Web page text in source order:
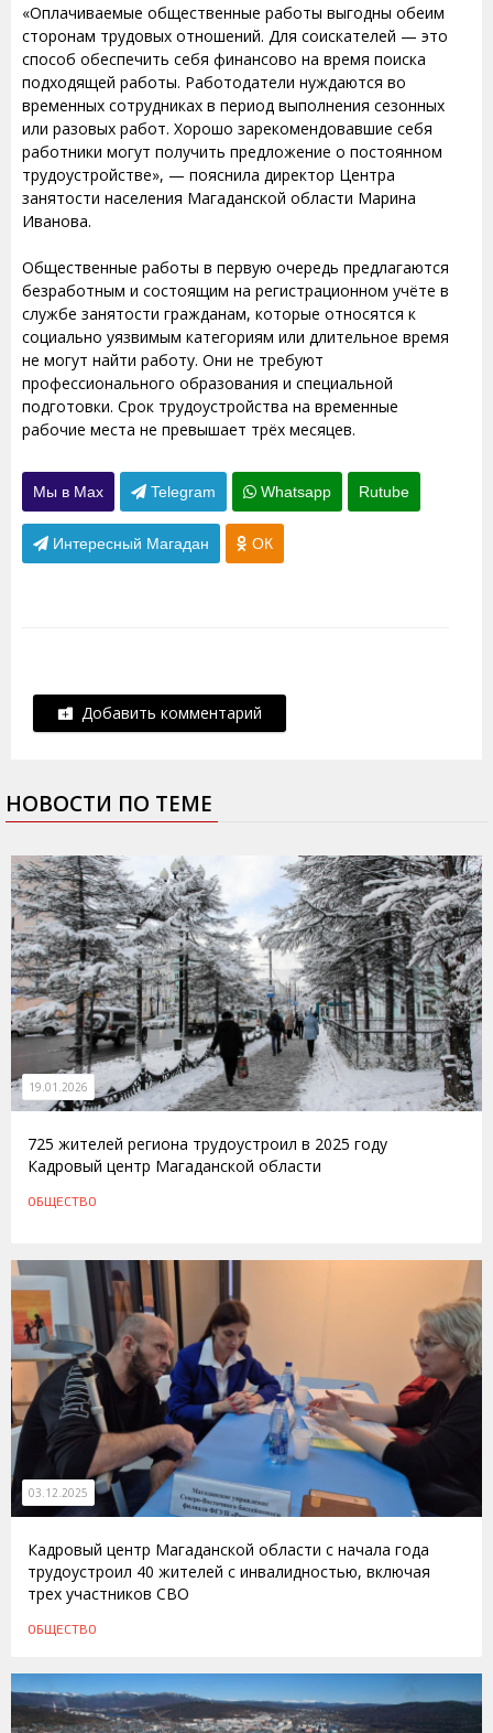
«Оплачиваемые общественные работы выгодны обеим
сторонам трудовых отношений. Для соискателей — это
способ обеспечить себя финансово на время поиска
подходящей работы. Работодатели нуждаются во
временных сотрудниках в период выполнения сезонных
или разовых работ. Хорошо зарекомендовавшие себя
работники могут получить предложение о постоянном
трудоустройстве», — пояснила директор Центра
занятости населения Магаданской области Марина
Иванова.
Общественные работы в первую очередь предлагаются
безработным и состоящим на регистрационном учёте в
службе занятости гражданам, которые относятся к
социально уязвимым категориям или длительное время
не могут найти работу. Они не требуют
профессионального образования и специальной
подготовки. Срок трудоустройства на временные
рабочие места не превышает трёх месяцев.
Мы в Max Telegram Whatsapp Rutube
Интересный Магадан ОК
Добавить комментарий
НОВОСТИ ПО ТЕМЕ
19.01.2026
725 жителей региона трудоустроил в 2025 году
Кадровый центр Магаданской области
ОБЩЕСТВО
03.12.2025
Кадровый центр Магаданской области с начала года
трудоустроил 40 жителей с инвалидностью, включая
трех участников СВО
ОБЩЕСТВО